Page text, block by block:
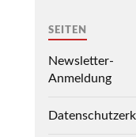
SEITEN
Newsletter-
Anmeldung